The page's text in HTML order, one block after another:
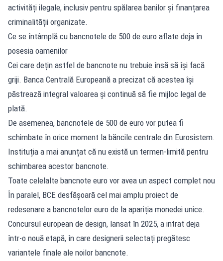
activități ilegale, inclusiv pentru spălarea banilor și finanțarea
criminalității organizate.
Ce se întâmplă cu bancnotele de 500 de euro aflate deja în
posesia oamenilor
Cei care dețin astfel de bancnote nu trebuie însă să își facă
griji. Banca Centrală Europeană a precizat că acestea își
păstrează integral valoarea și continuă să fie mijloc legal de
plată.
De asemenea, bancnotele de 500 de euro vor putea fi
schimbate în orice moment la băncile centrale din Eurosistem.
Instituția a mai anunțat că nu există un termen-limită pentru
schimbarea acestor bancnote.
Toate celelalte bancnote euro vor avea un aspect complet nou
În paralel, BCE desfășoară cel mai amplu proiect de
redesenare a bancnotelor euro de la apariția monedei unice.
Concursul european de design, lansat în 2025, a intrat deja
într-o nouă etapă, în care designerii selectați pregătesc
variantele finale ale noilor bancnote.